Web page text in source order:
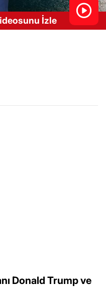
İzle
Donald Trump ve